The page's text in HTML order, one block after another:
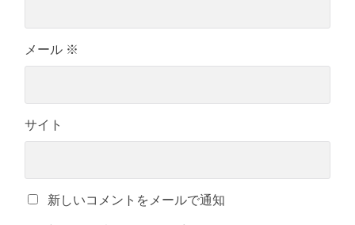
メール ※
サイト
新しいコメントをメールで通知